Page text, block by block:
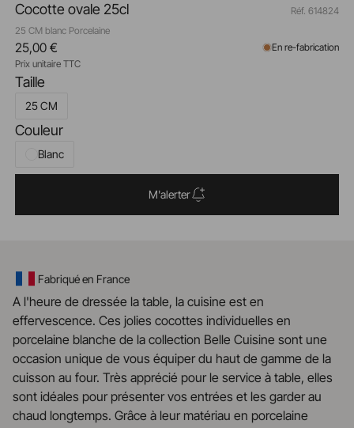
Cocotte ovale 25cl
25 CM blanc Porcelaine
Réf. 614824
Taille
25 CM
Couleur
Blanc
25,00 €
Prix unitaire TTC
En re-fabrication
M'alerter
Fabriqué en France
A l'heure de dressée la table, la cuisine est en
effervescence. Ces jolies cocottes individuelles en
porcelaine blanche de la collection Belle Cuisine sont une
occasion unique de vous équiper du haut de gamme de la
cuisson au four. Très apprécié pour le service à table, elles
sont idéales pour présenter vos entrées et les garder au
chaud longtemps. Grâce à leur matériau en porcelaine